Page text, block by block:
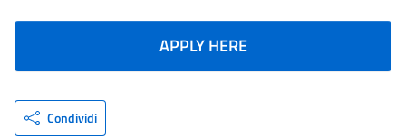
APPLY HERE
Condividi